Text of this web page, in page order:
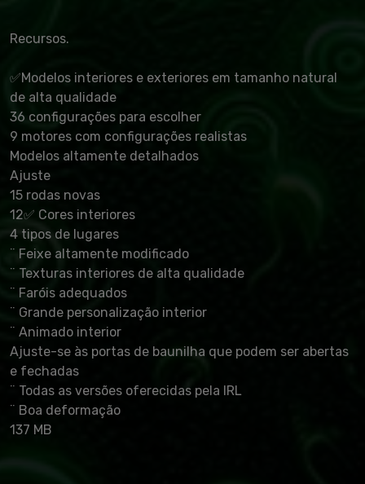
Recursos.
✅Modelos interiores e exteriores em tamanho natural
de alta qualidade
36 configurações para escolher
9 motores com configurações realistas
Modelos altamente detalhados
Ajuste
15 rodas novas
12✅ Cores interiores
4 tipos de lugares
¨ Feixe altamente modificado
¨ Texturas interiores de alta qualidade
¨ Faróis adequados
¨ Grande personalização interior
¨ Animado interior
Ajuste-se às portas de baunilha que podem ser abertas
e fechadas
¨ Todas as versões oferecidas pela IRL
¨ Boa deformação
137 MB